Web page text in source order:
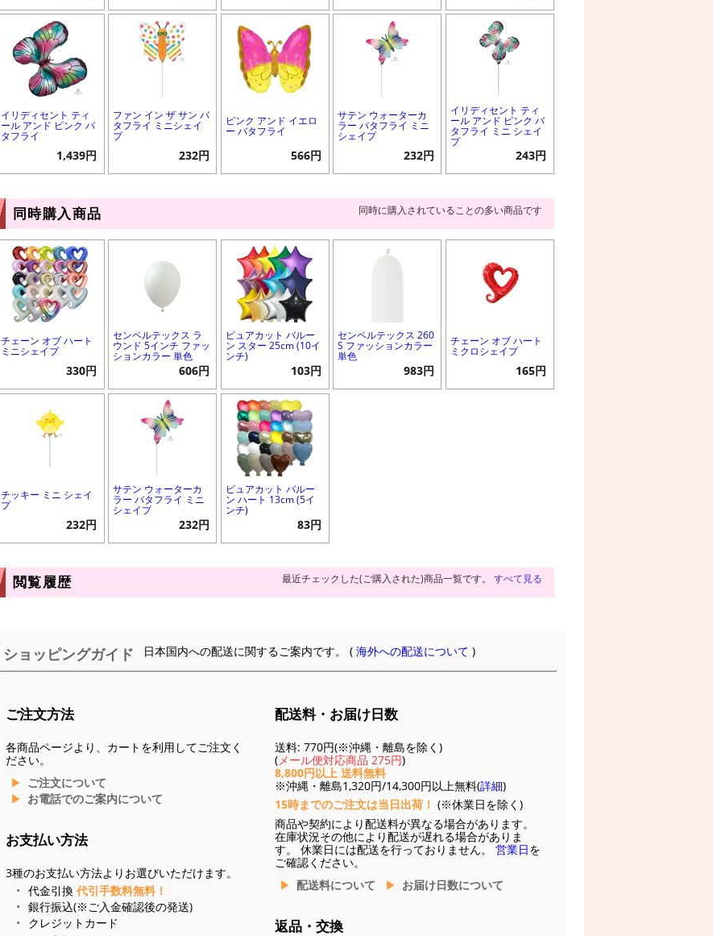
イリディセント ティ
ール アンド ピンク バ
タフライ
1,439円
ファン イン ザ サン バ
タフライ ミニシェイ
プ
232円
ピンク アンド イエロ
ー バタフライ
566円
サテン ウォーターカ
ラー バタフライ ミニ
シェイプ
232円
イリディセント ティ
ール アンド ピンク バ
タフライ ミニ シェイ
プ
243円
同時購入商品 同時に購入されていることの多い商品です
チェーン オブ ハート
ミニシェイプ
330円
センペルテックス ラ
ウンド 5インチ ファッ
ションカラー 単色
606円
ピュアカット バルー
ン スター 25cm (10イ
ンチ)
103円
センペルテックス 260
S ファッションカラー
単色
983円
チェーン オブ ハート
ミクロシェイプ
165円
チッキー ミニ シェイ
プ
232円
サテン ウォーターカ
ラー バタフライ ミニ
シェイプ
232円
ピュアカット バルー
ン ハート 13cm (5イ
ンチ)
83円
閲覧履歴 最近チェックした(ご購入された)商品一覧です。 すべて見る
ショッピングガイド 日本国内への配送に関するご案内です。 (海外への配送について )
ご注文方法
各商品ページより、カートを利用してご注文く
ださい。
ご注文について
お電話でのご案内について
お支払い方法
3種のお支払い方法よりお選びいただけます。
代金引換 代引手数料無料！
銀行振込(※ご入金確認後の発送)
クレジットカード
配送料・お届け日数
送料: 770円(※沖縄・離島を除く)
(メール便対応商品 275円)
8,800円以上 送料無料
※沖縄・離島1,320円/14,300円以上無料(詳細)
15時までのご注文は当日出荷！ (※休業日を除く)
商品や契約により配送料が異なる場合があります。
在庫状況その他により配送が遅れる場合がありま
す。 休業日には配送を行っておりません。 営業日を
ご確認ください。
配送料について
お届け日数について
返品・交換